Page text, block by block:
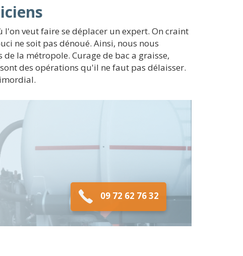
veut faire se déplacer un expert. On craint
ne soit pas dénoué. Ainsi, nous nous
la métropole. Curage de bac a graisse,
des opérations qu'il ne faut pas délaisser.
09 72 62 76 32